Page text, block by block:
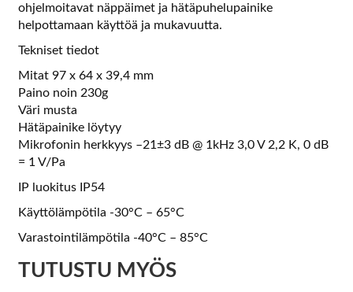
ohjelmoitavat näppäimet ja hätäpuhelupainike
helpottamaan käyttöä ja mukavuutta.
Tekniset tiedot
Mitat 97 x 64 x 39,4 mm
Paino noin 230g
Väri musta
Hätäpainike löytyy
Mikrofonin herkkyys –21±3 dB @ 1kHz 3,0 V 2,2 K, 0 dB
= 1 V/Pa
IP luokitus IP54
Käyttölämpötila -30°C – 65°C
Varastointilämpötila -40°C – 85°C
TUTUSTU MYÖS